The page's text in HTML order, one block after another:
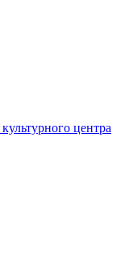
центра